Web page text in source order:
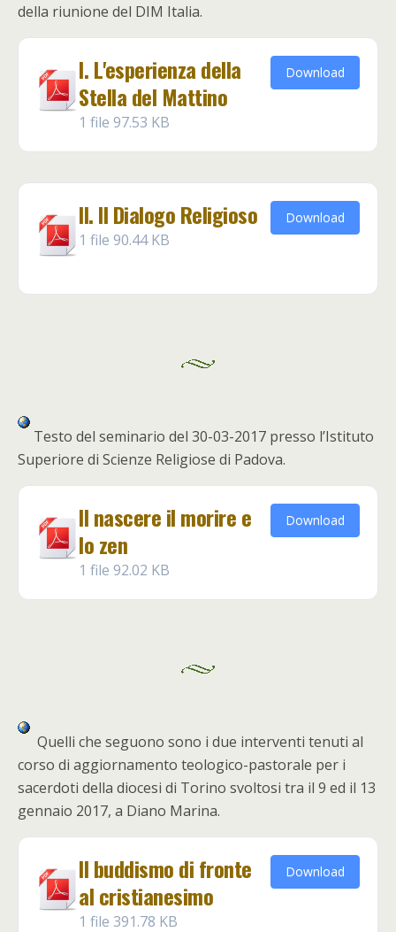
della riunione del DIM Italia.
I. L'esperienza della
Stella del Mattino
1 file 97.53 KB
Download
II. Il Dialogo Religioso
1 file 90.44 KB
Download
Testo del seminario del 30-03-2017 presso l’Istituto
Superiore di Scienze Religiose di Padova.
Il nascere il morire e
lo zen
1 file 92.02 KB
Download
Quelli che seguono sono i due interventi tenuti al
corso di aggiornamento teologico-pastorale per i
sacerdoti della diocesi di Torino svoltosi tra il 9 ed il 13
gennaio 2017, a Diano Marina.
Il buddismo di fronte
al cristianesimo
1 file 391.78 KB
Download